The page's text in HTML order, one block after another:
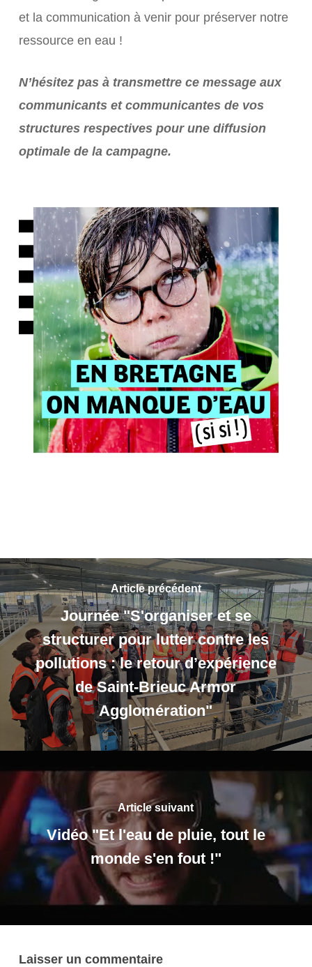
et la communication à venir pour préserver notre
ressource en eau !
N’hésitez pas à transmettre ce message aux
communicants et communicantes de vos
structures respectives pour une diffusion
optimale de la campagne.
Article précédent
Journée "S'organiser et se
structurer pour lutter contre les
pollutions : le retour d’expérience
de Saint-Brieuc Armor
Agglomération"
Article suivant
Vidéo "Et l'eau de pluie, tout le
monde s'en fout !"
Laisser un commentaire